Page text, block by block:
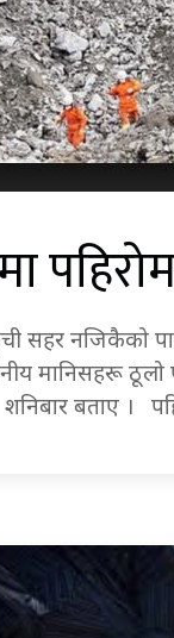
सहर
मानिसहरू ठूलो
शनिबार बताए ।